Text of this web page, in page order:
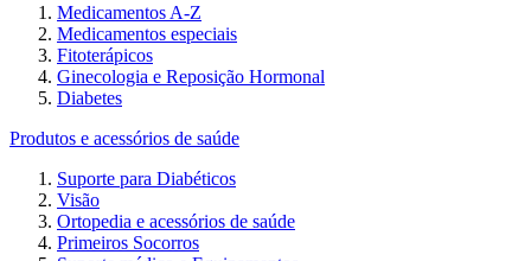
Medicamentos A-Z
Medicamentos especiais
Fitoterápicos
Ginecologia e Reposição Hormonal
Diabetes
Produtos e acessórios de saúde
Suporte para Diabéticos
Visão
Ortopedia e acessórios de saúde
Primeiros Socorros